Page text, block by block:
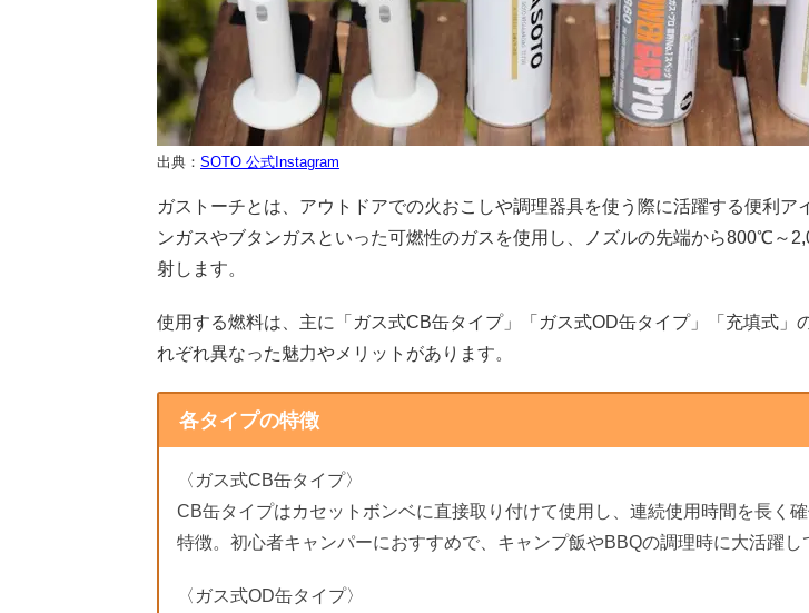
出典： SOTO 公式Instagram
ガストーチとは、アウトドアでの火おこしや調理器具を使う際に活躍する便利ア
ンガスやブタンガスといった可燃性のガスを使用し、ノズルの先端から800℃～
射します。
使用する燃料は、主に「ガス式CB缶タイプ」「ガス式OD缶タイプ」「充填式」
れぞれ異なった魅力やメリットがあります。
各タイプの特徴
〈ガス式CB缶タイプ〉
CB缶タイプはカセットボンベに直接取り付けて使用し、連続使用時間を長く
特徴。初心者キャンパーにおすすめで、キャンプ飯やBBQの調理時に大活躍し
〈ガス式OD缶タイプ〉